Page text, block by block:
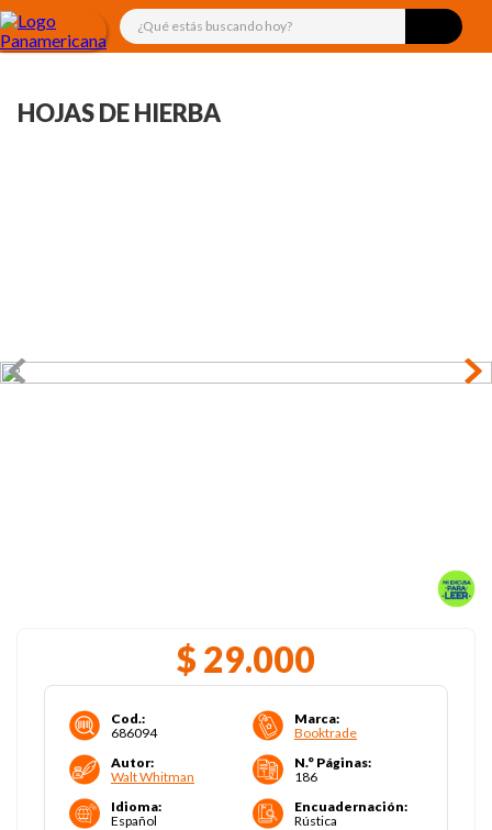
¿Qué estás buscando hoy?
HOJAS DE HIERBA
$ 29.000
Cod.:
686094
Marca:
Booktrade
Autor:
Walt Whitman
N.° Páginas:
186
Idioma:
Español
Encuadernación:
Rústica